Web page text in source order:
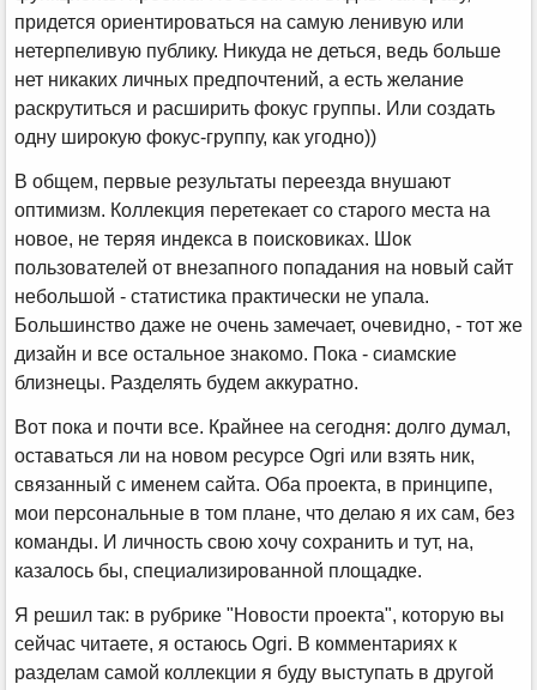
придется ориентироваться на самую ленивую или
нетерпеливую публику. Никуда не деться, ведь больше
нет никаких личных предпочтений, а есть желание
раскрутиться и расширить фокус группы. Или создать
одну широкую фокус-группу, как угодно))
В общем, первые результаты переезда внушают
оптимизм. Коллекция перетекает со старого места на
новое, не теряя индекса в поисковиках. Шок
пользователей от внезапного попадания на новый сайт
небольшой - статистика практически не упала.
Большинство даже не очень замечает, очевидно, - тот же
дизайн и все остальное знакомо. Пока - сиамские
близнецы. Разделять будем аккуратно.
Вот пока и почти все. Крайнее на сегодня: долго думал,
оставаться ли на новом ресурсе Ogri или взять ник,
связанный с именем сайта. Оба проекта, в принципе,
мои персональные в том плане, что делаю я их сам, без
команды. И личность свою хочу сохранить и тут, на,
казалось бы, специализированной площадке.
Я решил так: в рубрике "Новости проекта", которую вы
сейчас читаете, я остаюсь Ogri. В комментариях к
разделам самой коллекции я буду выступать в другой